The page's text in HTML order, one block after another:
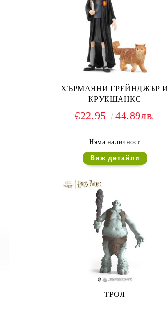
ХЪРМАЯНИ ГРЕЙНДЖЪР И
КРУКШАНКС
€22.95 44.89лв.
Няма наличност
Виж детайли
ТРОЛ